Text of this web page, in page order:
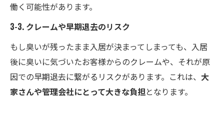
働く可能性があります。
3-3. クレームや早期退去のリスク
もし臭いが残ったまま入居が決まってしまっても、入居
後に臭いに気づいたお客様からのクレームや、それが原
因での早期退去に繋がるリスクがあります。これは、 大
家さんや管理会社にとって大きな負担となります。